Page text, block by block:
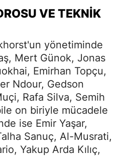
VE TEKNIK
yönetiminde
Mert Günok, Jonas
Emirhan Topçu,
Ndour, Gedson
Rafa Silva, Semih
on biriyle mücadele
ise Emir Yaşar,
Sanuç, Al-Musrati,
Yakup Arda Kılıç,